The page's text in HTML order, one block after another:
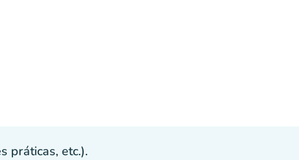
práticas, etc.).